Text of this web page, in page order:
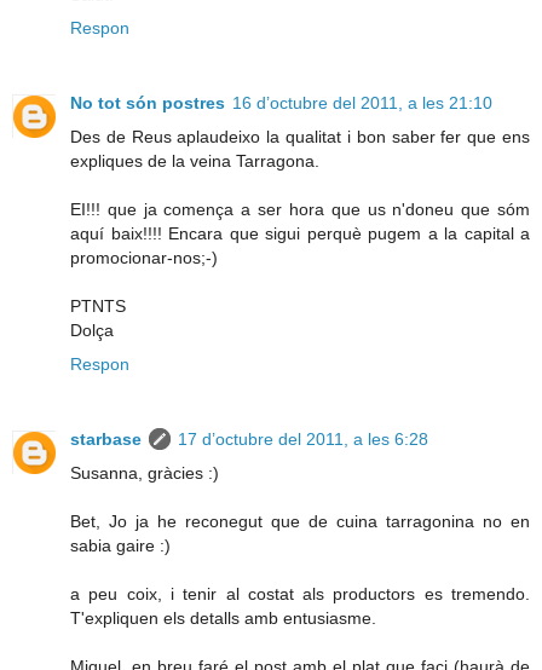
Respon
No tot són postres 16 d’octubre del 2011, a les 21:10
Des de Reus aplaudeixo la qualitat i bon saber fer que ens
expliques de la veina Tarragona.
EI!!! que ja comença a ser hora que us n'doneu que sóm
aquí baix!!!! Encara que sigui perquè pugem a la capital a
promocionar-nos;-)
PTNTS
Dolça
Respon
starbase
17 d’octubre del 2011, a les 6:28
Susanna, gràcies :)
Bet, Jo ja he reconegut que de cuina tarragonina no en
sabia gaire :)
a peu coix, i tenir al costat als productors es tremendo.
T'expliquen els detalls amb entusiasme.
Miquel, en breu faré el post amb el plat que faci (haurà de